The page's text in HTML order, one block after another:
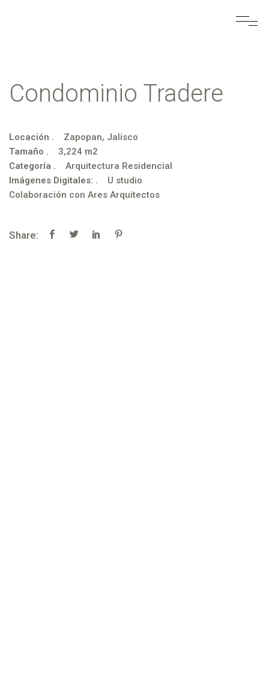
Condominio Tradere
Locación .
Zapopan, Jalisco
Tamaño .
3,224 m2
Categoría .
Arquitectura Residencial
Imágenes Digitales: .
U studio
Colaboración con Ares Arquitectos
Share: